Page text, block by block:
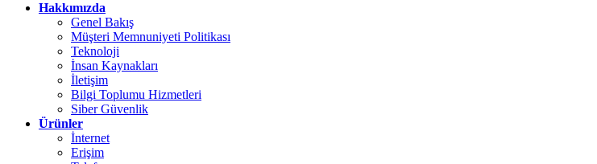
Hakkımızda
Genel Bakış
Müşteri Memnuniyeti Politikası
Teknoloji
İnsan Kaynakları
İletişim
Bilgi Toplumu Hizmetleri
Siber Güvenlik
Ürünler
İnternet
Erişim